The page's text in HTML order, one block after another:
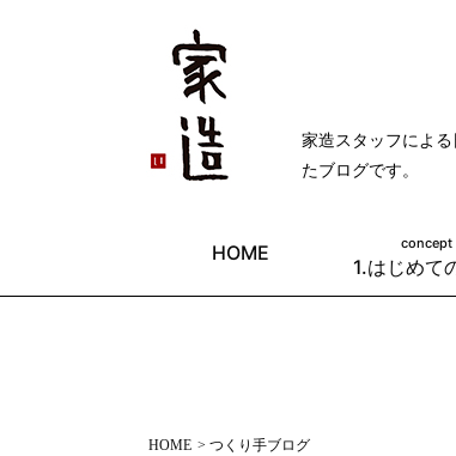
家造スタッフによ
たブログです。
HOME concept
1.はじめて
HOME > つくり手ブログ